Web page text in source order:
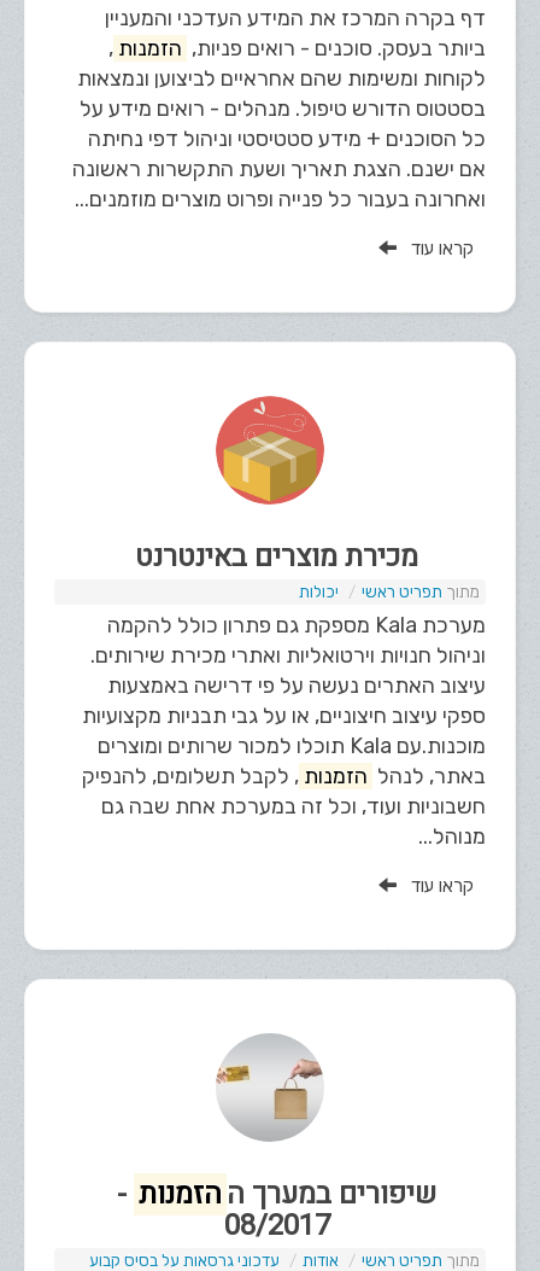
דף בקרה המרכז את המידע העדכני והמעניין
ביותר בעסק. סוכנים - רואים פניות, הזמנות ,
לקוחות ומשימות שהם אחראיים לביצוען ונמצאות
בסטטוס הדורש טיפול. מנהלים - רואים מידע על
כל הסוכנים + מידע סטטיסטי וניהול דפי נחיתה
אם ישנם. הצגת תאריך ושעת התקשרות ראשונה
ואחרונה בעבור כל פנייה ופרוט מוצרים מוזמנים...
קראו עוד
מכירת מוצרים באינטרנט
תפריט ראשי יכולות
מערכת Kala מספקת גם פתרון כולל להקמה
וניהול חנויות וירטואליות ואתרי מכירת שירותים.
עיצוב האתרים נעשה על פי דרישה באמצעות
ספקי עיצוב חיצוניים, או על גבי תבניות מקצועיות
מוכנות. ​עם Kala תוכלו למכור שרותים ומוצרים
באתר, לנהל הזמנות , לקבל תשלומים, להנפיק
חשבוניות ועוד, וכל זה במערכת אחת שבה גם
מנוהל...
קראו עוד
שיפורים במערך ההזמנות -
08/2017
תפריט ראשי אודות
עדכוני גרסאות על בסיס קבוע